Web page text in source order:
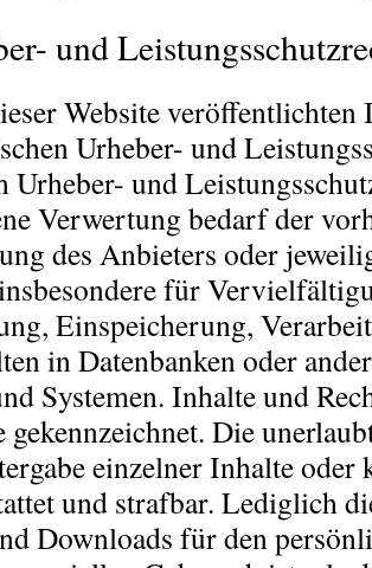
und
Website veröffentlichten
Urheber- und
Urheber- und
Verwertung bedarf der
des Anbieters oder
für
Einspeicherung,
in Datenbanken oder
Systemen. Inhalte und
gekennzeichnet. Die
einzelner Inhalte oder
und strafbar. Lediglich
Downloads für den